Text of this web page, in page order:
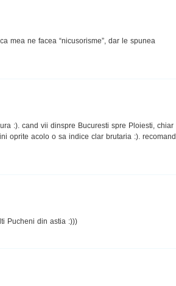
mea ne facea “nicusorisme”, dar le spunea
:). cand vii dinspre Bucuresti spre Ploiesti, chiar
oprite acolo o sa indice clar brutaria :). recomand
Pucheni din astia :)))